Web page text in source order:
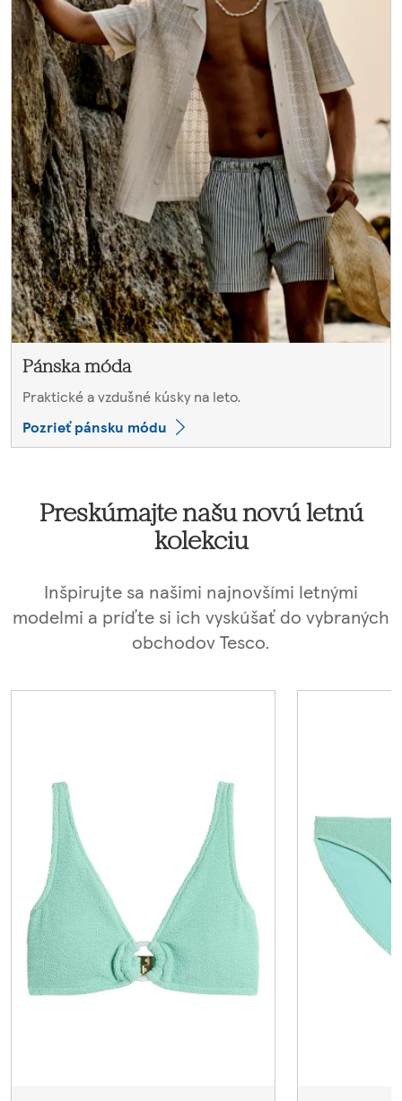
Pánska móda
Praktické a vzdušné kúsky na leto.
Pozrieť pánsku módu
Preskúmajte našu novú letnú
kolekciu
Inšpirujte sa našimi najnovšími letnými
modelmi a príďte si ich vyskúšať do vybraných
obchodov Tesco.